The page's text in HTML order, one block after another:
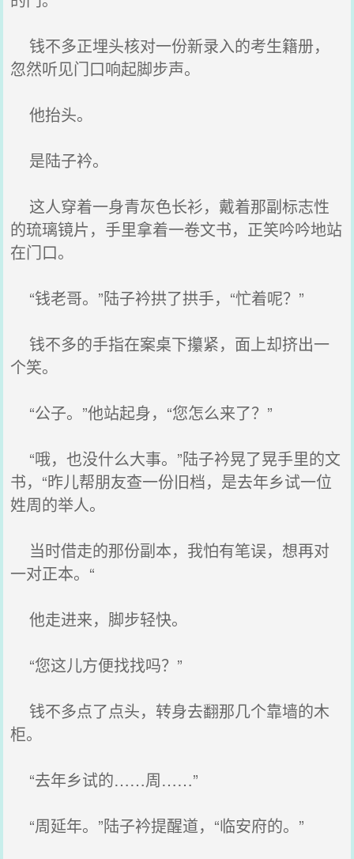
钱不多正埋头核对一份新录入的考生籍册，
忽然听见门口响起脚步声。
他抬头。
是陆子衿。
这人穿着一身青灰色长衫，戴着那副标志性
的琉璃镜片，手里拿着一卷文书，正笑吟吟地站
在门口。
“钱老哥。”陆子衿拱了拱手，“忙着呢？”
钱不多的手指在案桌下攥紧，面上却挤出一
个笑。
“公子。”他站起身，“您怎么来了？”
“哦，也没什么大事。”陆子衿晃了晃手里的文
书，“昨儿帮朋友查一份旧档，是去年乡试一位
姓周的举人。
当时借走的那份副本，我怕有笔误，想再对
一对正本。“
他走进来，脚步轻快。
“您这儿方便找找吗？”
钱不多点了点头，转身去翻那几个靠墙的木
柜。
“去年乡试的……周……”
“周延年。”陆子衿提醒道，“临安府的。”